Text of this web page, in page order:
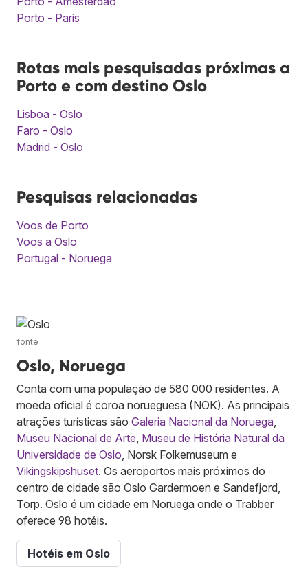
Porto - Paris
Rotas mais pesquisadas próximas a
Porto e com destino Oslo
Lisboa - Oslo
Faro - Oslo
Madrid - Oslo
Pesquisas relacionadas
Voos de Porto
Voos a Oslo
Portugal - Noruega
fonte
Oslo, Noruega
Conta com uma população de 580 000 residentes. A
moeda oficial é coroa norueguesa (NOK). As principais
atrações turísticas são Galeria Nacional da Noruega
Museu Nacional de Arte Museu de História Natural da
Universidade de Oslo , Norsk Folkemuseum e
Vikingskipshuset. Os aeroportos mais próximos do
centro de cidade são Oslo Gardermoen e Sandefjord,
Torp. Oslo é um cidade em Noruega onde o Trabber
oferece 98 hotéis.
Hotéis em Oslo